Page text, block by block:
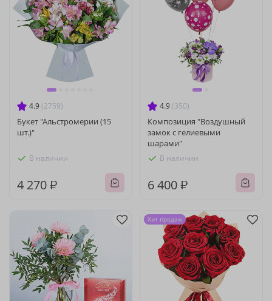
4.9 (2759)
Букет "Альстромерии (15
шт.)"
В наличии
4 270 ₽
4.9 (350)
Композиция "Воздушный
замок с гелиевыми
шарами"
В наличии
6 400 ₽
Хит продаж